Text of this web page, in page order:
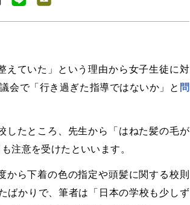
えていた」という理由から女子生徒に対
会で「行き過ぎた指導ではないか」と 問
したところ、先生から「はねた髪の毛が
注意を受けたといいます。
ら下着の色の指定や頭髪に関する校則
ばかりで、筆者は「日本の学校も少しず